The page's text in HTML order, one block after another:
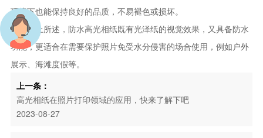
环境下也能保持良好的品质，不易褪色或损坏。
综上所述，防水高光相纸既有光泽纸的视觉效果，又具备防水
功能，更适合在需要保护照片免受水分侵害的场合使用，例如户外
展示、海滩度假等。
上一条：
高光相纸在照片打印领域的应用，快来了解下吧
2023-08-27